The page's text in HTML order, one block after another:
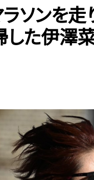
ソンを走
した伊澤